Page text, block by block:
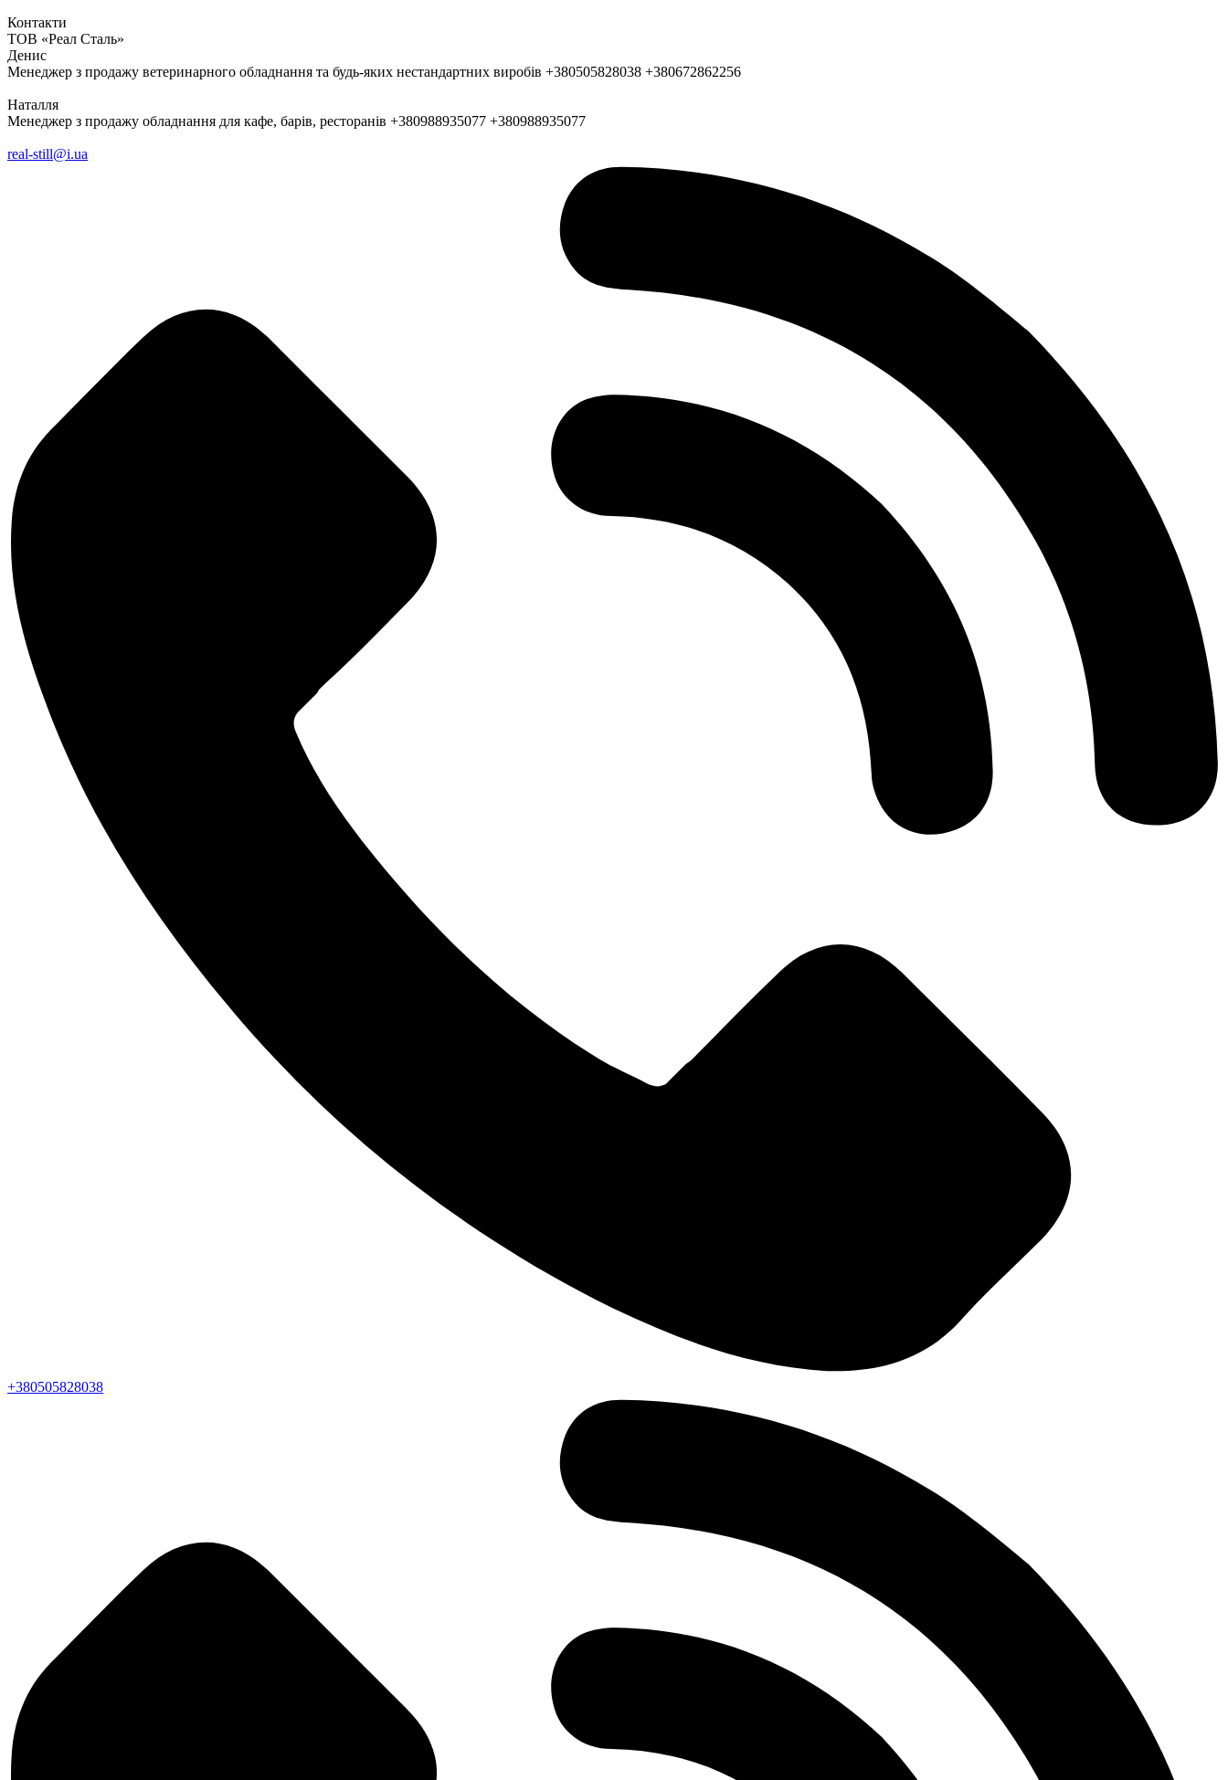
Контакти
ТОВ «Реал Сталь»
Денис
Менеджер з продажу ветеринарного обладнання та будь-яких нестандартних виробів +380505828038 +380672862256
Наталля
Менеджер з продажу обладнання для кафе, барів, ресторанів +380988935077 +380988935077
real-still@i.ua
+380505828038